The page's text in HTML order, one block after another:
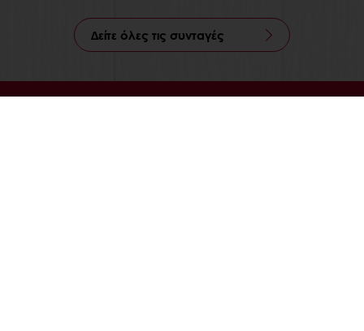
Δείτε όλες τις συνταγές
Ηλεκτρονική πληρωμή Παραγγελία 24/7